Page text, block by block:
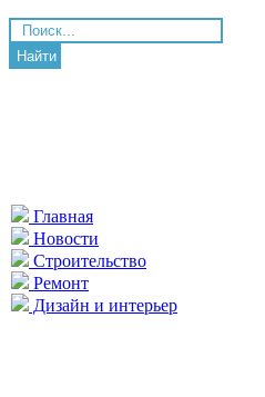
Найти
Главная
Новости
Строительство
Ремонт
Дизайн и интерьер